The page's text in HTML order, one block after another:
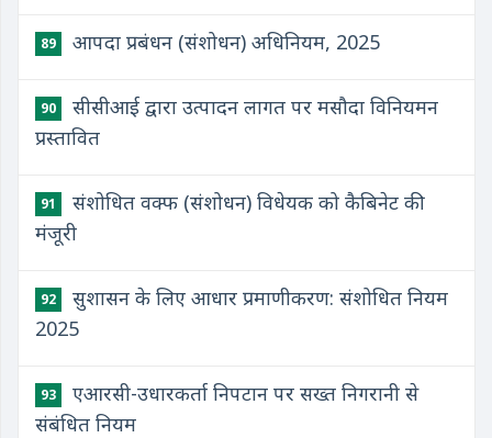
89 आपदा प्रबंधन (संशोधन) अधिनियम, 2025
90
सीसीआई द्वारा उत्पादन लागत पर मसौदा विनियमन
प्रस्तावित
91
संशोधित वक्फ (संशोधन) विधेयक को कैबिनेट की
मंजूरी
92
सुशासन के लिए आधार प्रमाणीकरण: संशोधित नियम
2025
93
एआरसी-उधारकर्ता निपटान पर सख्त निगरानी से
संबंधित नियम